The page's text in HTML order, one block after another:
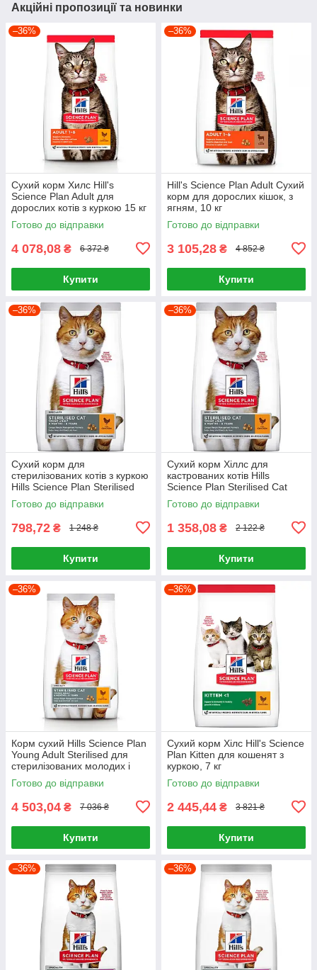
Акційні пропозиції та новинки
–36%
Сухий корм Хилс Hill's
Science Plan Adult для
дорослих котів з куркою 15 кг
Готово до відправки
4 078,08 ₴ 6 372 ₴
Купити
–36%
Hill's Science Plan Adult Сухий
корм для дорослих кішок, з
ягням, 10 кг
Готово до відправки
3 105,28 ₴ 4 852 ₴
Купити
–36%
Сухий корм для
стерилізованих котів з куркою
Hills Science Plan Sterilised
Cat Young Adult Chicken 1,5кг
Готово до відправки
798,72 ₴ 1 248 ₴
Купити
–36%
Сухий корм Хіллс для
кастрованих котів Hills
Science Plan Sterilised Cat
Young Adult Chicken 3кг
Готово до відправки
1 358,08 ₴ 2 122 ₴
Купити
–36%
Корм сухий Hills Science Plan
Young Adult Sterilised для
стерилізованих молодих і
дорослих котів з куркою 15 кг
Готово до відправки
4 503,04 ₴ 7 036 ₴
Купити
–36%
Сухий корм Хілс Hill's Science
Plan Kitten для кошенят з
куркою, 7 кг
Готово до відправки
2 445,44 ₴ 3 821 ₴
Купити
–36% –36%